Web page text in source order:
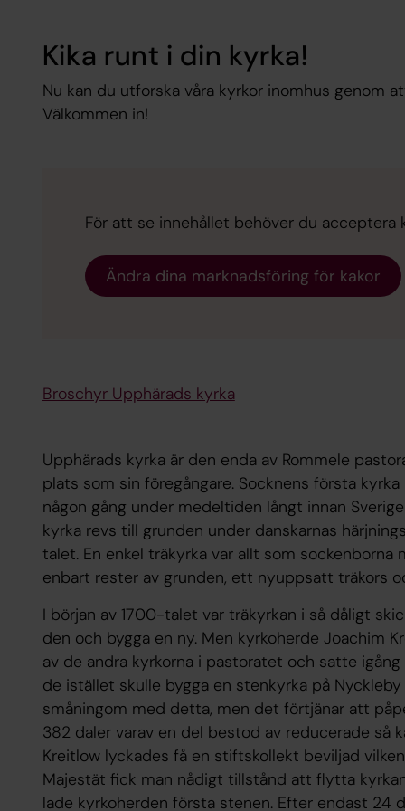
Kika runt i din kyrka!
Nu kan du utforska våra kyrkor inomhus genom
Välkommen in!
För att se innehållet behöver du acceptera
Ändra dina marknadsföring för kakor
Broschyr Upphärads kyrka
Upphärads kyrka är den enda av Rommele
plats som sin föregångare. Socknens första
någon gång under medeltiden långt innan
kyrka revs till grunden under danskarnas
talet. En enkel träkyrka var allt som
enbart rester av grunden, ett nyuppsatt träkors
I början av 1700-talet var träkyrkan i så dåligt
den och bygga en ny. Men kyrkoherde Joachim
av de andra kyrkorna i pastoratet och satte
de istället skulle bygga en stenkyrka på
småningom med detta, men det förtjänar att
382 daler varav en del bestod av reducerade så
Kreitlow lyckades få en stiftskollekt beviljad
Majestät fick man nådigt tillstånd att flytta
lade kyrkoherden första stenen. Efter endast 24